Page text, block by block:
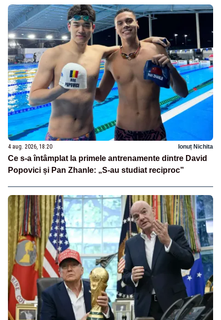
4 aug. 2026, 18:20 Ionuț Nichita
Ce s-a întâmplat la primele antrenamente dintre David
Popovici și Pan Zhanle: „S-au studiat reciproc”